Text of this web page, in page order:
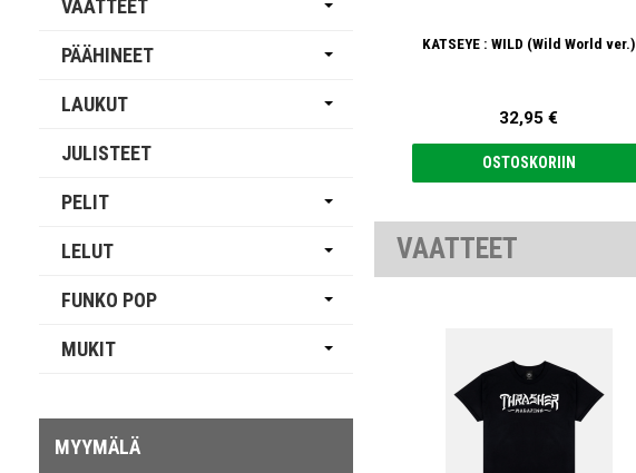
KATSEYE : WILD (Wild World ver.)
32,95 €
OSTOSKORIIN
VAATTEET
VAATTEET
PÄÄHINEET
LAUKUT
JULISTEET
PELIT
LELUT
FUNKO POP
MUKIT
MYYMÄLÄ